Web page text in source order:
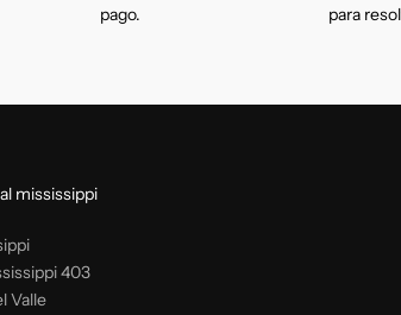
pago.
para
mississippi
403
Valle